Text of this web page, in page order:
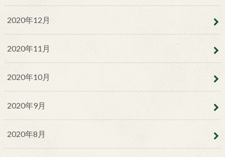
2020年12月
2020年11月
2020年10月
2020年9月
2020年8月